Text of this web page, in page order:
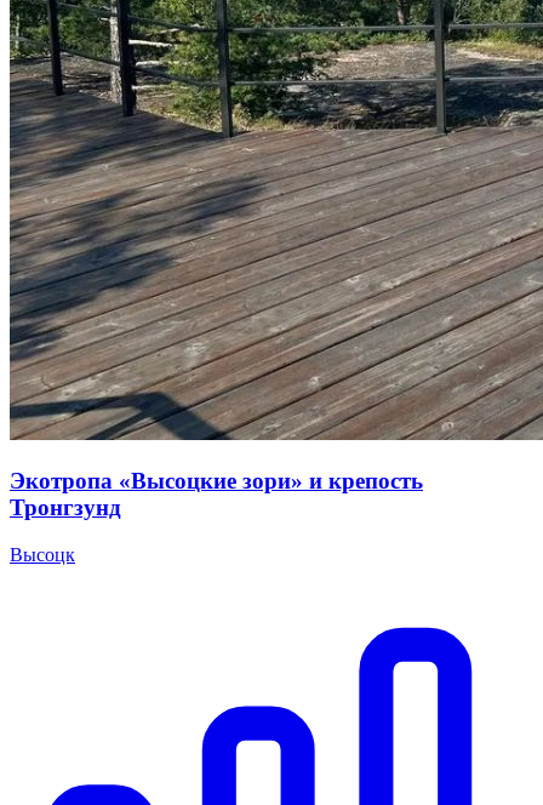
Экотропа «Высоцкие зори» и крепость
Тронгзунд
Высоцк